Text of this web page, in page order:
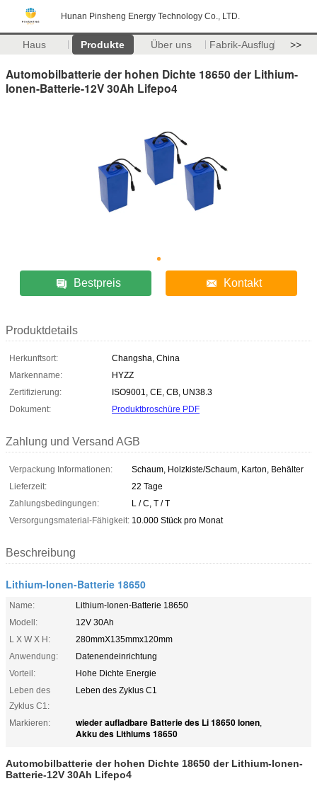
Hunan Pinsheng Energy Technology Co., LTD.
Haus Produkte Über uns Fabrik-Ausflug >>
Automobilbatterie der hohen Dichte 18650 der Lithium-
Ionen-Batterie-12V 30Ah Lifepo4
Bestpreis Kontakt
Produktdetails
Herkunftsort:
Changsha, China
Markenname:
HYZZ
Zertifizierung:
ISO9001, CE, CB, UN38.3
Dokument:
Produktbroschüre PDF
Zahlung und Versand AGB
Verpackung Informationen:
Schaum, Holzkiste/Schaum, Karton, Behälter
Lieferzeit:
22 Tage
Zahlungsbedingungen:
L / C, T / T
Versorgungsmaterial-Fähigkeit: 10.000 Stück pro Monat
Beschreibung
Lithium-Ionen-Batterie 18650
Name:
Lithium-Ionen-Batterie 18650
Modell:
12V 30Ah
L X W X H:
280mmX135mmx120mm
Anwendung:
Datenendeinrichtung
Vorteil:
Hohe Dichte Energie
Leben des
Zyklus C1:
Leben des Zyklus C1
Markieren: wieder aufladbare Batterie des Li 18650 Ionen,
Akku des Lithiums 18650
Automobilbatterie der hohen Dichte 18650 der Lithium-Ionen-
Batterie-12V 30Ah Lifepo4